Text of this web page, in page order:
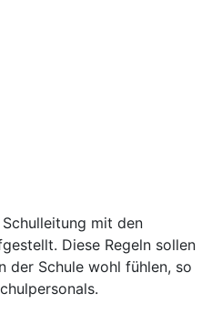
mit den
Diese Regeln sollen
der Schule wohl fühlen, so